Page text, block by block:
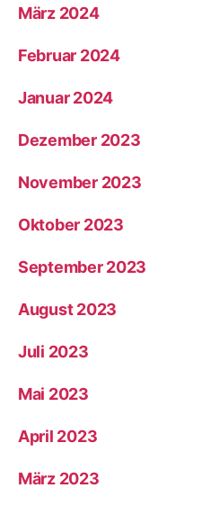
März 2024
Februar 2024
Januar 2024
Dezember 2023
November 2023
Oktober 2023
September 2023
August 2023
Juli 2023
Mai 2023
April 2023
März 2023